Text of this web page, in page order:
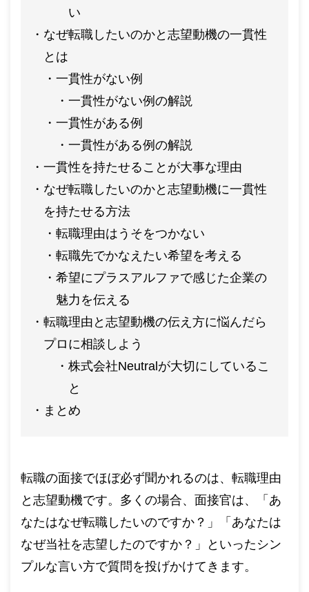
い
なぜ転職したいのかと志望動機の一貫性
とは
一貫性がない例
一貫性がない例の解説
一貫性がある例
一貫性がある例の解説
一貫性を持たせることが大事な理由
なぜ転職したいのかと志望動機に一貫性
を持たせる方法
転職理由はうそをつかない
転職先でかなえたい希望を考える
希望にプラスアルファで感じた企業の
魅力を伝える
転職理由と志望動機の伝え方に悩んだら
プロに相談しよう
株式会社Neutralが大切にしているこ
と
まとめ
転職の面接でほぼ必ず聞かれるのは、転職理由
と志望動機です。多くの場合、面接官は、「あ
なたはなぜ転職したいのですか？」「あなたは
なぜ当社を志望したのですか？」といったシン
プルな言い方で質問を投げかけてきます。